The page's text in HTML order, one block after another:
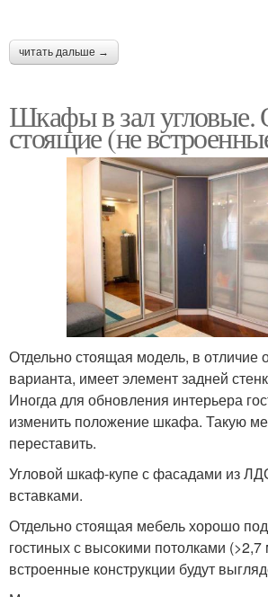
читать дальше →
Шкафы в зал угловые.
стоящие (не
Отдельно стоящая модель, в отличие
варианта, имеет элемент задней
Иногда для обновления интерьера
изменить положение шкафа. Такую
переставить.
Угловой шкаф-купе с фасадами из
вставками.
Отдельно стоящая мебель хорошо
гостиных с высокими потолками (>2,7
встроенные конструкции будут